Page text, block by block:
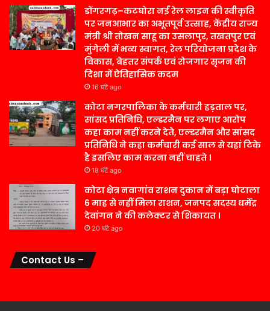
डोंगरगढ़–कटघोरा नई रेल लाइन की स्वीकृति
पर जनआभार का अभूतपूर्व उत्साह, केंद्रीय राज्य
मंत्री श्री तोखन साहू का उसलापुर, तखतपुर एवं
मुंगेली में भव्य स्वागत, रेल परियोजना प्रदेश के
विकास, बेहतर संपर्क एवं रोजगार सृजन की
दिशा में ऐतिहासिक कदम
16 घंटे ago
कोटा नगरपालिका के कर्मचारी हड़ताल पर,
सांसद प्रतिनिधि, एल्डरमैन पर लगाए आरोप
कहा काम नहीं करने देते, एल्डरमैन और सांसद
प्रतिनिधि ने कहा कर्मचारी कई साल से यहां टिके
है इसलिए काम करना नहीं चाहते ।
18 घंटे ago
कोटा क्षेत्र नवागांव राशन दुकान में बड़ा घोटाला
6 माह से नहीं मिला राशन, जनपद सदस्य धर्मेंद्र
देवांगन ने की कलेक्टर से शिकायत ।
20 घंटे ago
Contact Us –